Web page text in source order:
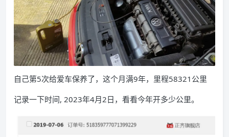
自己第5次给爱车保养了，这个月满9年，里程58321公里
记录一下时间, 2023年4月2日，看看今年开多少公里。